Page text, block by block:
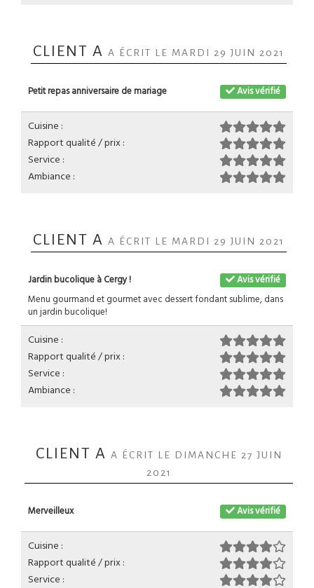
CLIENT A A ÉCRIT LE MARDI 29 JUIN 2021
Avis vérifié
Petit repas anniversaire de mariage
Cuisine :
Rapport qualité / prix :
Service :
Ambiance :
CLIENT A A ÉCRIT LE MARDI 29 JUIN 2021
Avis vérifié
Jardin bucolique à Cergy !
Menu gourmand et gourmet avec dessert fondant sublime, dans
un jardin bucolique!
Cuisine :
Rapport qualité / prix :
Service :
Ambiance :
CLIENT A A ÉCRIT LE DIMANCHE 27 JUIN
2021
Avis vérifié
Merveilleux
Cuisine :
Rapport qualité / prix :
Service :